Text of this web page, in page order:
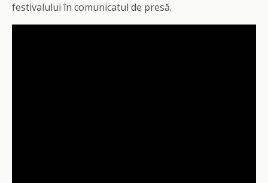
festivalului în comunicatul de presă.